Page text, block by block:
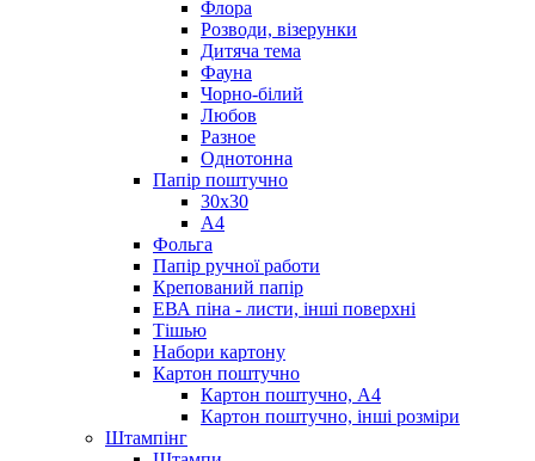
Флора
Розводи, візерунки
Дитяча тема
Фауна
Чорно-білий
Любов
Разное
Однотонна
Папір поштучно
30х30
А4
Фольга
Папір ручної работи
Крепований папір
ЕВА піна - листи, інші поверхні
Тішью
Набори картону
Картон поштучно
Картон поштучно, А4
Картон поштучно, інші розміри
Штампінг